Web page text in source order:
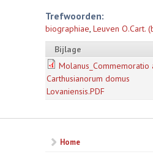
Trefwoorden:
biographiae, Leuven O.Cart.
Bijlage
Molanus_Commemoratio
Carthusianorum domus
Lovaniensis.PDF
Home